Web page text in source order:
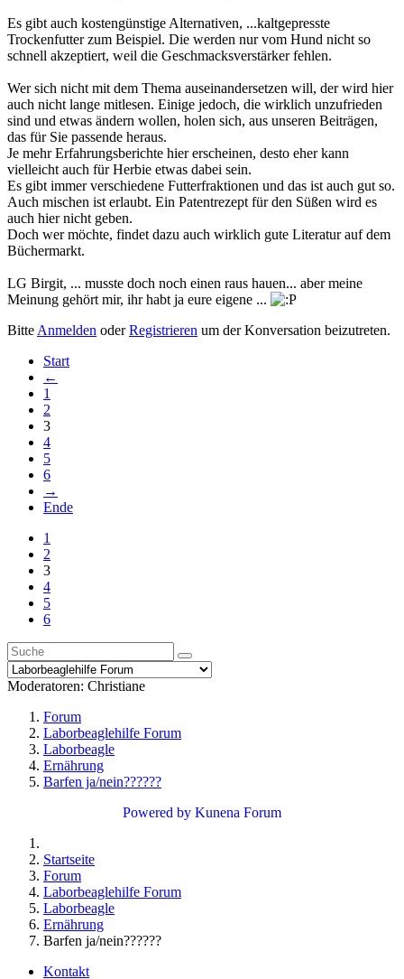
Es gibt auch kostengünstige Alternativen, ...kaltgepresste
Trockenfutter zum Beispiel. Die werden nur vom Hund nicht so
schnell akzeptiert, weil die Geschmacksverstärker fehlen.
Wer sich nicht mit dem Thema auseinandersetzen will, der wird hier
auch nicht lange mitlesen. Einige jedoch, die wirklich unzufrieden
sind und etwas ändern wollen, holen sich, aus unseren Beiträgen,
das für Sie passende heraus.
Je mehr Erfahrungsberichte hier erscheinen, desto eher kann
vielleicht auch für Herbie etwas dabei sein.
Es gibt immer verschiedene Futterfraktionen und das ist auch gut so.
Auch mischen ist erlaubt. Ein Patentrezept für den Süßen wird es
auch hier nicht geben.
Doch wer möchte, findet dazu auch wirklich gute Literatur auf dem
Büchermarkt.
LG Birgit, ... musste doch noch einen raus hauen... aber meine
Meinung gehört mir, ihr habt ja eure eigene ...
Bitte Anmelden oderRegistrieren um der Konversation beizutreten.
Start
←
1
2
3
4
5
6
→
Ende
1
2
3
4
5
6
Moderatoren: Christiane
Forum
Laborbeaglehilfe Forum
Laborbeagle
Ernährung
Barfen ja/nein??????
Powered by Kunena Forum
Startseite
Forum
Laborbeaglehilfe Forum
Laborbeagle
Ernährung
Barfen ja/nein??????
Kontakt